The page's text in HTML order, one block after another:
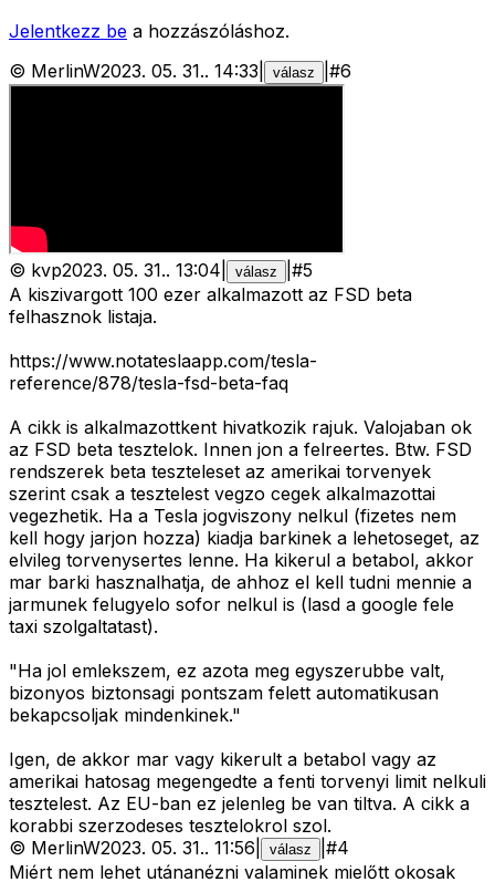
Jelentkezz be a hozzászóláshoz.
© MerlinW2023. 05. 31.. 14:33 válasz #6
© kvp2023. 05. 31.. 13:04 válasz #5
A kiszivargott 100 ezer alkalmazott az FSD beta
felhasznok listaja.
https://www.notateslaapp.com/tesla-
reference/878/tesla-fsd-beta-faq
A cikk is alkalmazottkent hivatkozik rajuk. Valojaban ok
az FSD beta tesztelok. Innen jon a felreertes. Btw. FSD
rendszerek beta teszteleset az amerikai torvenyek
szerint csak a tesztelest vegzo cegek alkalmazottai
vegezhetik. Ha a Tesla jogviszony nelkul (fizetes nem
kell hogy jarjon hozza) kiadja barkinek a lehetoseget, az
elvileg torvenysertes lenne. Ha kikerul a betabol, akkor
mar barki hasznalhatja, de ahhoz el kell tudni mennie a
jarmunek felugyelo sofor nelkul is (lasd a google fele
taxi szolgaltatast).
"Ha jol emlekszem, ez azota meg egyszerubbe valt,
bizonyos biztonsagi pontszam felett automatikusan
bekapcsoljak mindenkinek."
Igen, de akkor mar vagy kikerult a betabol vagy az
amerikai hatosag megengedte a fenti torvenyi limit nelkuli
tesztelest. Az EU-ban ez jelenleg be van tiltva. A cikk a
korabbi szerzodeses tesztelokrol szol.
© MerlinW2023. 05. 31.. 11:56 válasz #4
Miért nem lehet utánanézni valaminek mielőtt okosak